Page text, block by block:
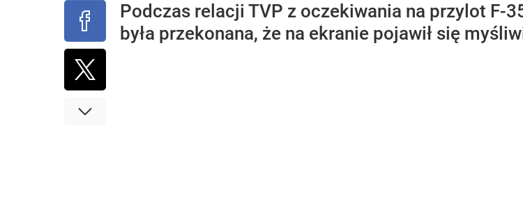
Podczas relacji TVP z oczekiwania na przylot F-
była przekonana, że na ekranie pojawił się